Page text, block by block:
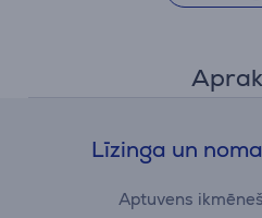
Līzinga un
Aptuvens